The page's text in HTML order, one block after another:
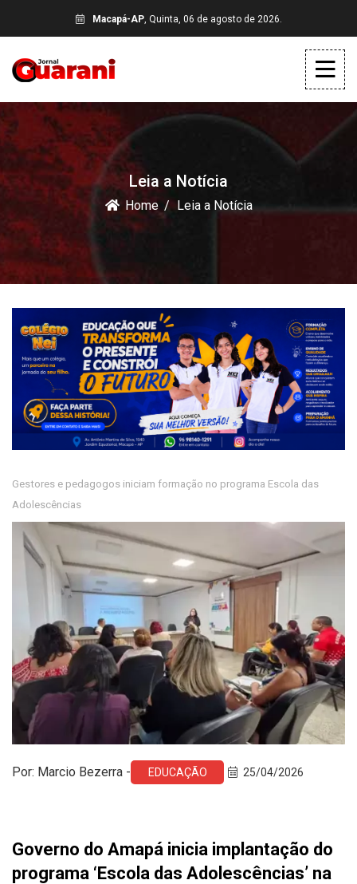
Macapá-AP, Quinta, 06 de agosto de 2026.
Leia a Notícia
Home Leia a Notícia
Gestores e pedagogos iniciam formação no programa Escola das
Adolescências
Por: Marcio Bezerra - EDUCAÇÃO 25/04/2026
Governo do Amapá inicia implantação do
programa ‘Escola das Adolescências’ na